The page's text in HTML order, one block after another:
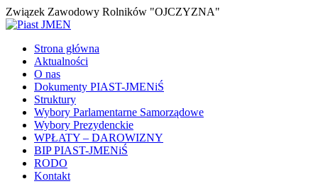
Związek Zawodowy Rolników "OJCZYZNA"
Strona główna
Aktualności
O nas
Dokumenty PIAST-JMENiŚ
Struktury
Wybory Parlamentarne Samorządowe
Wybory Prezydenckie
WPŁATY – DAROWIZNY
BIP PIAST-JMENiŚ
RODO
Kontakt